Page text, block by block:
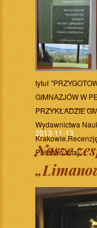
tytuł
GIMNAZJÓW W
PRZYKŁADZIE
Wydawnictwa
Państwo tutaj.
2013-11-13
Nasze